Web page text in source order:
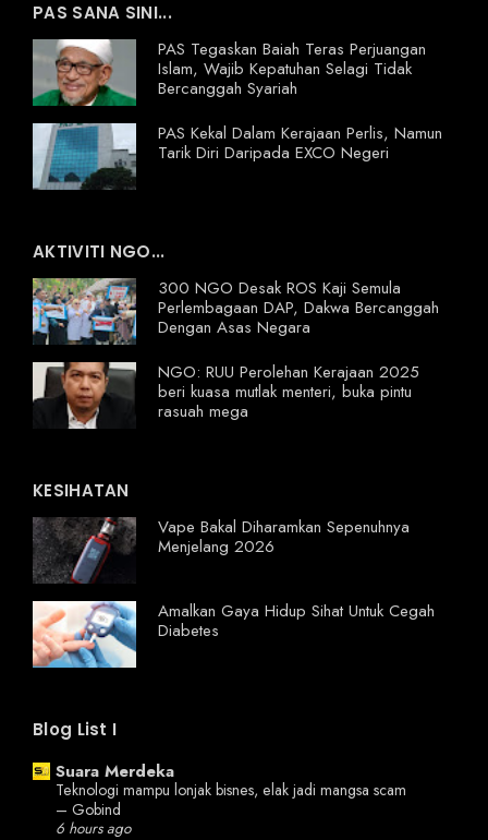
PAS SANA SINI...
PAS Tegaskan Baiah Teras Perjuangan
Islam, Wajib Kepatuhan Selagi Tidak
Bercanggah Syariah
PAS Kekal Dalam Kerajaan Perlis, Namun
Tarik Diri Daripada EXCO Negeri
AKTIVITI NGO...
300 NGO Desak ROS Kaji Semula
Perlembagaan DAP, Dakwa Bercanggah
Dengan Asas Negara
NGO: RUU Perolehan Kerajaan 2025
beri kuasa mutlak menteri, buka pintu
rasuah mega
KESIHATAN
Vape Bakal Diharamkan Sepenuhnya
Menjelang 2026
Amalkan Gaya Hidup Sihat Untuk Cegah
Diabetes
Blog List I
Suara Merdeka
Teknologi mampu lonjak bisnes, elak jadi mangsa scam
– Gobind
6 hours ago